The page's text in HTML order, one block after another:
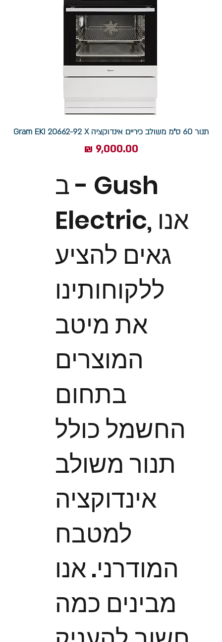
תנור 60 ס"מ משולב כיריים אינדוקציה Gram EKI 20662-92 X
מחיר
ב - Gush
Electric, אנו
גאים להציע
ללקוחותינו
את מיטב
המוצרים
בתחום
החשמל כולל
תנור משולב
אינדוקציה
למטבח
המודרני. אנו
מבינים כמה